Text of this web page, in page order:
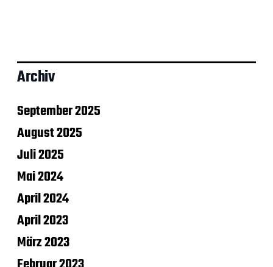
Archiv
September 2025
August 2025
Juli 2025
Mai 2024
April 2024
April 2023
März 2023